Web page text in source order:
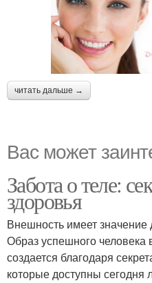
читать дальше →
Вас может
Забота о теле:
здоровья
Внешность имеет
Образ успешного
создается благодаря
которые доступны сегодня